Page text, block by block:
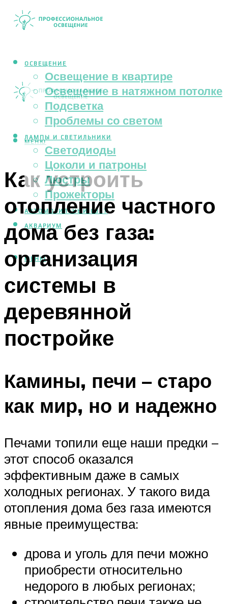
ОСВЕЩЕНИЕ
Освещение в квартире
Освещение в натяжном потолке
Подсветка
Проблемы со светом
ЛАМПЫ И СВЕТИЛЬНИКИ
Светодиоды
Цоколи и патроны
Люстры
Прожекторы
АВТОМОБИЛЬНЫЙ СВЕТ
АКВАРИУМ
МЕНЮ
МЕНЮ
Как устроить
отопление частного
дома без газа:
организация
системы в
деревянной
постройке
Камины, печи – старо
как мир, но и надежно
Печами топили еще наши предки –
этот способ оказался
эффективным даже в самых
холодных регионах. У такого вида
отопления дома без газа имеются
явные преимущества:
дрова и уголь для печи можно
приобрести относительно
недорого в любых регионах;